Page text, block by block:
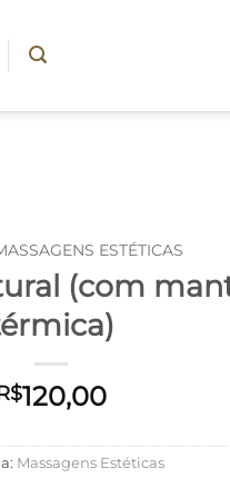
ESTÉTICAS
(com
120,00
Massagens Estéticas